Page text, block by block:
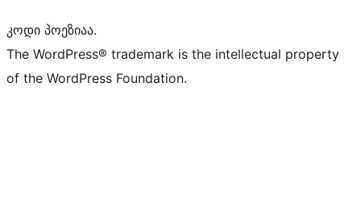
კოდი პოეზიაა.
The WordPress® trademark is the intellectual property
of the WordPress Foundation.